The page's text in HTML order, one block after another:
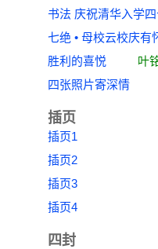
书法 庆祝清华入
七绝 • 母校云校
胜利的喜悦 叶
四张照片寄深情
插页
插页1
插页2
插页3
插页4
四封